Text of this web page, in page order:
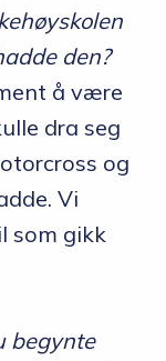
den?
å være
dra seg
og
Vi
som gikk
begynte